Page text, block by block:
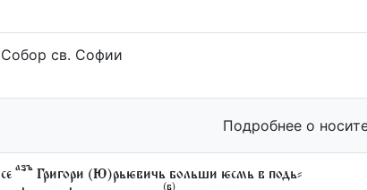
Собор св. Софии
Подробнее о
се азъ Григори (Ю)рьѥвичь больши ѥсмь в подь⸗
(б)